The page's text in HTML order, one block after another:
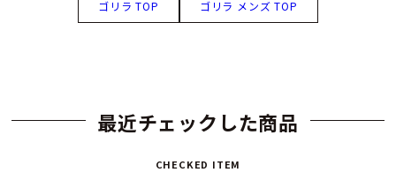
ゴリラ TOP ゴリラ メンズ TOP
最近チェックした商品
CHECKED ITEM